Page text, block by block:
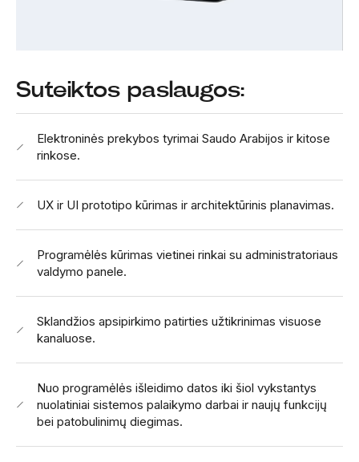
Suteiktos paslaugos:
Elektroninės prekybos tyrimai Saudo Arabijos ir kitose
rinkose.
UX ir UI prototipo kūrimas ir architektūrinis planavimas.
Programėlės kūrimas vietinei rinkai su administratoriaus
valdymo panele.
Sklandžios apsipirkimo patirties užtikrinimas visuose
kanaluose.
Nuo programėlės išleidimo datos iki šiol vykstantys
nuolatiniai sistemos palaikymo darbai ir naujų funkcijų
bei patobulinimų diegimas.